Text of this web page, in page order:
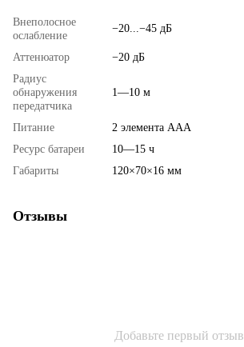
Внеполосное
ослабление
−20...−45 дБ
Аттенюатор
−20 дБ
Радиус
обнаружения
передатчика
1—10 м
Питание
2 элемента AAA
Ресурс батареи
10—15 ч
Габариты
120×70×16 мм
Отзывы
Добавьте первый отзыв